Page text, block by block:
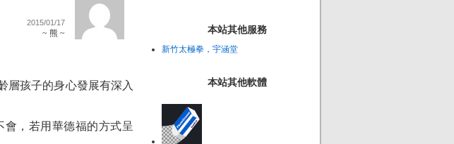
2015/01/17
~ 熊 ~
層孩子的身心發展有深入
，若用華德福的方式呈
本站其他服務
新竹太極拳，宇涵堂
本站其他軟體